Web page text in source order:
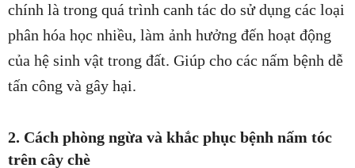
chính là trong quá trình canh tác do sử dụng các loại
phân hóa học nhiều, làm ảnh hưởng đến hoạt động
của hệ sinh vật trong đất. Giúp cho các nấm bệnh dễ
tấn công và gây hại.
2. Cách phòng ngừa và khắc phục bệnh nấm tóc
trên cây chè